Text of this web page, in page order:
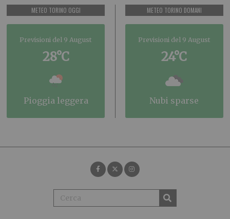
METEO TORINO OGGI
Previsioni del 9 August
28°C
pioggia leggera
METEO TORINO DOMANI
Previsioni del 9 August
24°C
nubi sparse